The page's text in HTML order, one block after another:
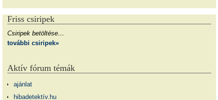
Friss csiripek
Csiripek betöltése…
további csiripek»
Aktív fórum témák
ajánlat
hibadetektív.hu